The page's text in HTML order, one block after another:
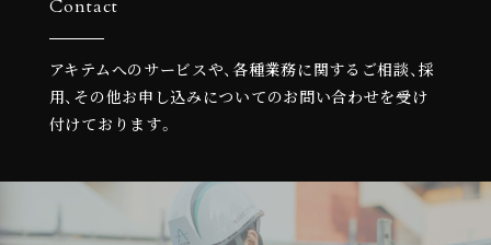
Contact
アキテムへのサービスや、各種業務に関するご相談、 採
用、その他お申し込みについてのお問い合わせを受け
付けております。